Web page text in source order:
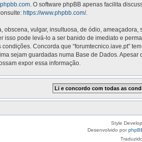
. O software phpBB apenas facilita
https://www.phpbb.com/.
vulgar, insultuosa, de ódio,
isso pode levá-lo a ser banido de imediato e
Concorda que “forumtecnico.iave.pt”
sejam guardadas numa Base de Dados.
expor essa informação.
Style
Desenvolvido por